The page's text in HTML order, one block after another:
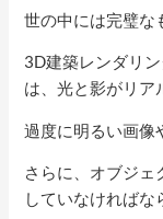
世の中には完璧な
3D建築レンダリ
は、光と影がリア
過度に明るい画像
さらに、オブジェ
していなければな